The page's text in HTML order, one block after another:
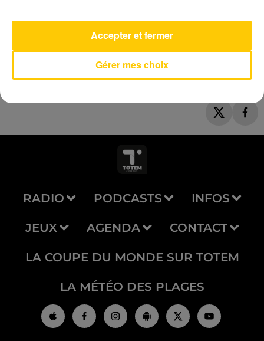
RADIO PODCASTS INFOS
JEUX AGENDA CONTACT
LA COUPE DU MONDE SUR TOTEM
LA MÉTÉO DES PLAGES
Gérer mes choix
Accepter et fermer